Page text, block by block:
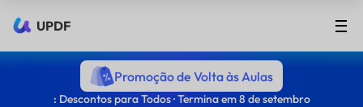
UPDF
Promoção de Volta às Aulas
: Descontos para Todos · Termina em 8 de setembro